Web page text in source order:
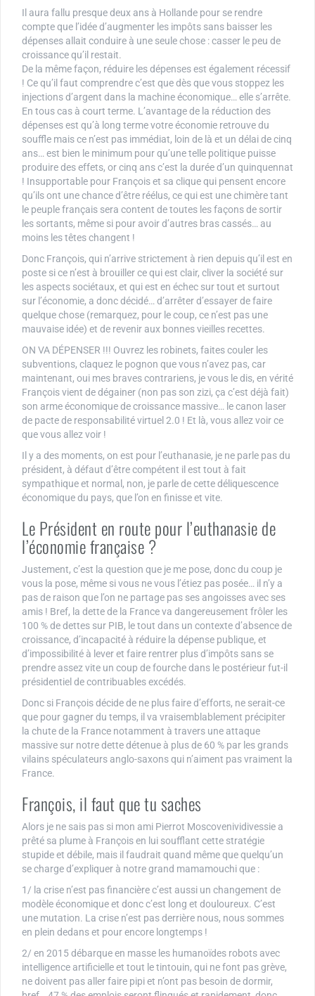
Il aura fallu presque deux ans à Hollande pour se rendre
compte que l’idée d’augmenter les impôts sans baisser les
dépenses allait conduire à une seule chose : casser le peu de
croissance qu’il restait.
De la même façon, réduire les dépenses est également récessif
! Ce qu’il faut comprendre c’est que dès que vous stoppez les
injections d’argent dans la machine économique… elle s’arrête.
En tous cas à court terme. L’avantage de la réduction des
dépenses est qu’à long terme votre économie retrouve du
souffle mais ce n’est pas immédiat, loin de là et un délai de cinq
ans… est bien le minimum pour qu’une telle politique puisse
produire des effets, or cinq ans c’est la durée d’un quinquennat
! Insupportable pour François et sa clique qui pensent encore
qu’ils ont une chance d’être réélus, ce qui est une chimère tant
le peuple français sera content de toutes les façons de sortir
les sortants, même si pour avoir d’autres bras cassés… au
moins les têtes changent !
Donc François, qui n’arrive strictement à rien depuis qu’il est en
poste si ce n’est à brouiller ce qui est clair, cliver la société sur
les aspects sociétaux, et qui est en échec sur tout et surtout
sur l’économie, a donc décidé… d’arrêter d’essayer de faire
quelque chose (remarquez, pour le coup, ce n’est pas une
mauvaise idée) et de revenir aux bonnes vieilles recettes.
ON VA DÉPENSER !!! Ouvrez les robinets, faites couler les
subventions, claquez le pognon que vous n’avez pas, car
maintenant, oui mes braves contrariens, je vous le dis, en vérité
François vient de dégainer (non pas son zizi, ça c’est déjà fait)
son arme économique de croissance massive… le canon laser
de pacte de responsabilité virtuel 2.0 ! Et là, vous allez voir ce
que vous allez voir !
Il y a des moments, on est pour l’euthanasie, je ne parle pas du
président, à défaut d’être compétent il est tout à fait
sympathique et normal, non, je parle de cette déliquescence
économique du pays, que l’on en finisse et vite.
Le Président en route pour l’euthanasie de
l’économie française ?
Justement, c’est la question que je me pose, donc du coup je
vous la pose, même si vous ne vous l’étiez pas posée… il n’y a
pas de raison que l’on ne partage pas ses angoisses avec ses
amis ! Bref, la dette de la France va dangereusement frôler les
100 % de dettes sur PIB, le tout dans un contexte d’absence de
croissance, d’incapacité à réduire la dépense publique, et
d’impossibilité à lever et faire rentrer plus d’impôts sans se
prendre assez vite un coup de fourche dans le postérieur fut-il
présidentiel de contribuables excédés.
Donc si François décide de ne plus faire d’efforts, ne serait-ce
que pour gagner du temps, il va vraisemblablement précipiter
la chute de la France notamment à travers une attaque
massive sur notre dette détenue à plus de 60 % par les grands
vilains spéculateurs anglo-saxons qui n’aiment pas vraiment la
France.
François, il faut que tu saches
Alors je ne sais pas si mon ami Pierrot Moscovenividivessie a
prêté sa plume à François en lui soufflant cette stratégie
stupide et débile, mais il faudrait quand même que quelqu’un
se charge d’expliquer à notre grand mamamouchi que :
1/ la crise n’est pas financière c’est aussi un changement de
modèle économique et donc c’est long et douloureux. C’est
une mutation. La crise n’est pas derrière nous, nous sommes
en plein dedans et pour encore longtemps !
2/ en 2015 débarque en masse les humanoïdes robots avec
intelligence artificielle et tout le tintouin, qui ne font pas grève,
ne doivent pas aller faire pipi et n’ont pas besoin de dormir,